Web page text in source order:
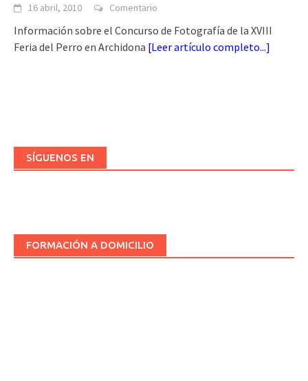
16 abril, 2010 Comentario
Información sobre el Concurso de Fotografía de la XVIII
Feria del Perro en Archidona [Leer artículo completo...]
SÍGUENOS EN
FORMACIÓN A DOMICILIO